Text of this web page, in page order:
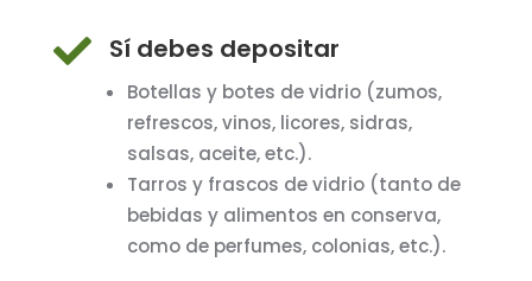
 Sí debes depositar
Botellas y botes de vidrio (zumos,
refrescos, vinos, licores, sidras,
salsas, aceite, etc.).
Tarros y frascos de vidrio (tanto de
bebidas y alimentos en conserva,
como de perfumes, colonias, etc.).